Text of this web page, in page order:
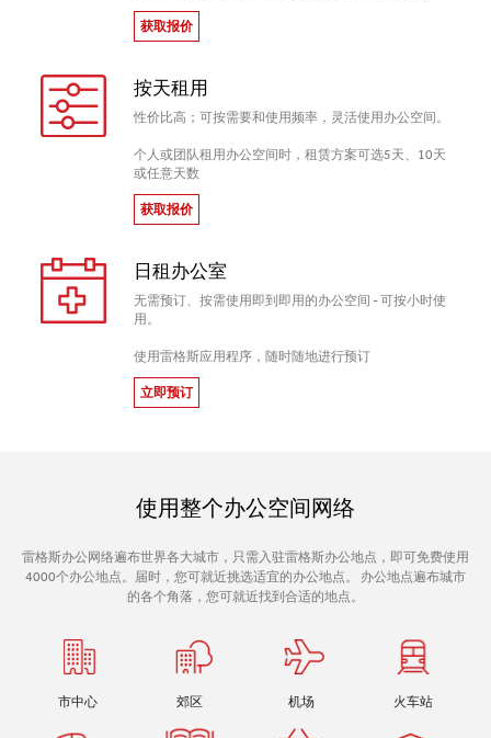
获取报价
按天租用
性价比高；可按需要和使用频率，灵活使用办公空间。
个人或团队租用办公空间时，租赁方案可选5天、10天
或任意天数
获取报价
日租办公室
无需预订、按需使用即到即用的办公空间 - 可按小时使
用。
使用雷格斯应用程序，随时随地进行预订
立即预订
使用整个办公空间网络
雷格斯办公网络遍布世界各大城市，只需入驻雷格斯办公地点，即可免费使用
4000个办公地点。届时，您可就近挑选适宜的办公地点。 办公地点遍布城市
的各个角落，您可就近找到合适的地点。
市中心 郊区 机场 火车站